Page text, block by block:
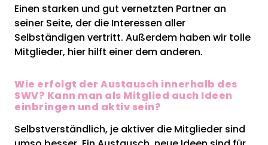
Einen starken und gut vernetzten Partner an
seiner Seite, der die Interessen aller
Selbständigen vertritt. Außerdem haben wir tolle
Mitglieder, hier hilft einer dem anderen.
Wie erfolgt der Austausch innerhalb des
SWV? Kann man als Mitglied auch Ideen
einbringen und aktiv sein?
Selbstverständlich, je aktiver die Mitglieder sind